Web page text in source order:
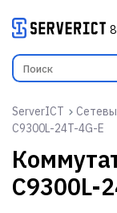
ServerICT
C9300L-24T-4G-E
C9300L-